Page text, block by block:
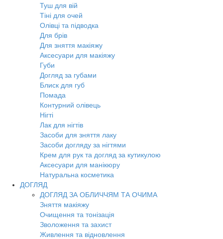
Туш для вій
Тіні для очей
Олівці та підводка
Для брів
Для зняття макіяжу
Аксесуари для макіяжу
Губи
Догляд за губами
Блиск для губ
Помада
Контурний олівець
Нігті
Лак для нігтів
Засоби для зняття лаку
Засоби догляду за нігтями
Крем для рук та догляд за кутикулою
Аксесуари для манікюру
Натуральна косметика
ДОГЛЯД
ДОГЛЯД ЗА ОБЛИЧЧЯМ ТА ОЧИМА
Зняття макіяжу
Очищення та тонізація
Зволоження та захист
Живлення та відновлення